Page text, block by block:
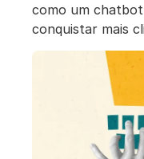
como um
conquistar mais